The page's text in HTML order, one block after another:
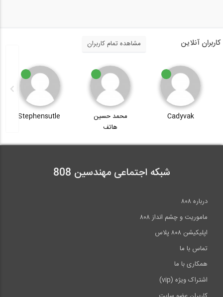
20:59
سری آموزشی، اجرایی ساخت و ساز سریع...
سری آموزشی، اجرایی ساخت و ساز سریع...
کاربران آنلاین مشاهده تمام کاربران
Cadyvak
محمد حسین
هاتف
Stephensutle
شبکه اجتماعی مهندسین 808
درباره ۸۰۸
ماموریت و چشم انداز ۸۰۸
اپلیکیشن ۸۰۸ پلاس
تماس با ما
همکاری با ما
اشتراک ویژه (vip)